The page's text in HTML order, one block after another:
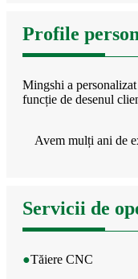
Profile
Mingshi a
funcție de desenul
Avem mulți ani de
Servicii de
●Tăiere CNC